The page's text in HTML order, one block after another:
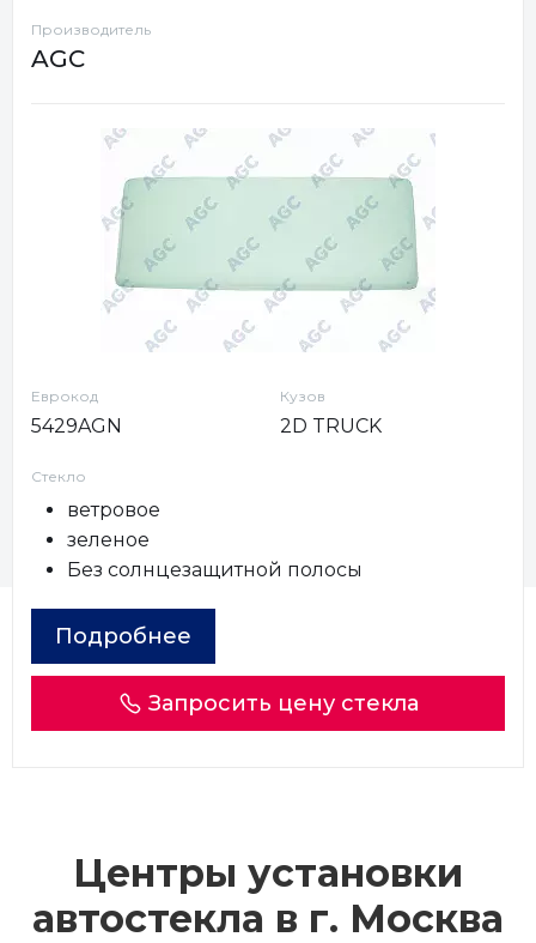
Производитель
AGC
Еврокод
5429AGN
Кузов
2D TRUCK
Стекло
ветровое
зеленое
Без солнцезащитной полосы
Подробнее
Запросить цену стекла
Центры установки
автостекла в г. Москва